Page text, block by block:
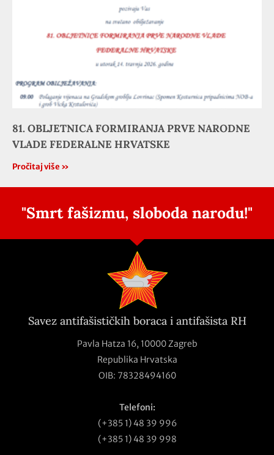
81. OBLJETNICA FORMIRANJA PRVE NARODNE
VLADE FEDERALNE HRVATSKE
Pročitaj više »
"Smrt fašizmu, sloboda narodu!"
Savez antifašističkih boraca i antifašista RH
Pavla Hatza 16, 10000 Zagreb
Republika Hrvatska
OIB: 78328494160
Telefoni:
(+385 1) 48 39 996
(+385 1) 48 39 998